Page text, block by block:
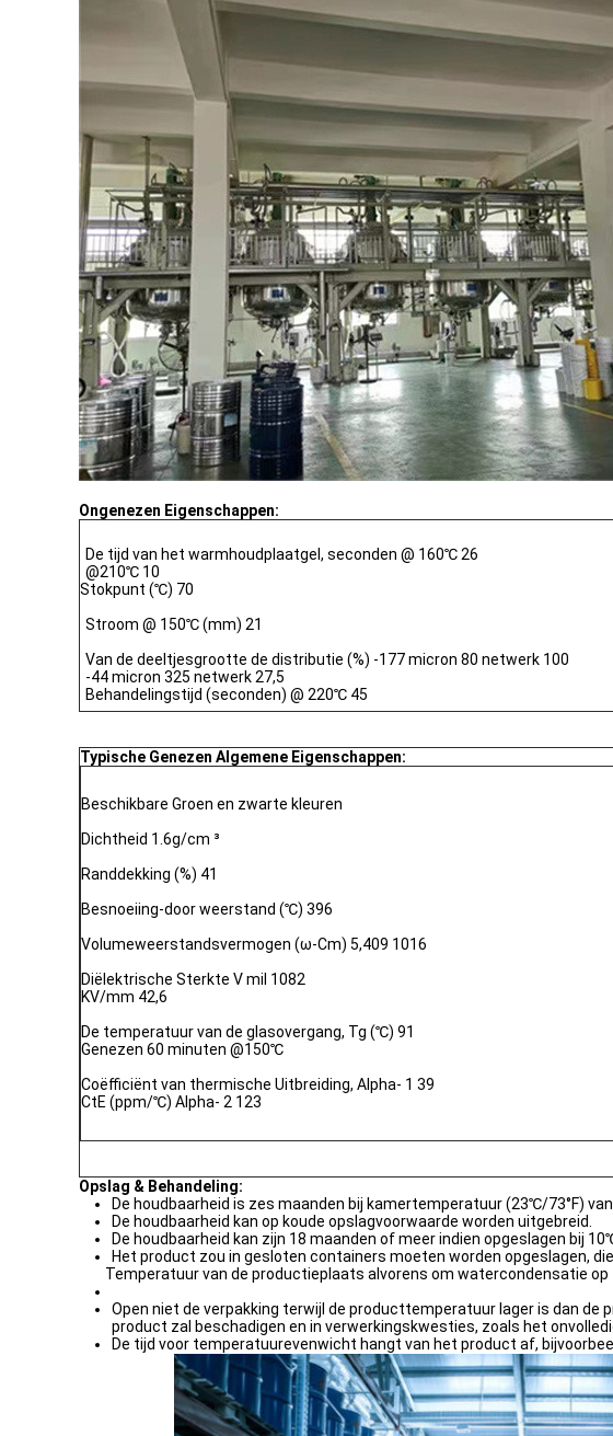
Ongenezen Eigenschappen:
De tijd van het warmhoudplaatgel, seconden @ 160℃ 26
@210℃ 10
Stokpunt (℃) 70
Stroom @ 150℃ (mm) 21
Van de deeltjesgrootte de distributie (%) -177 micron 80 netwerk 100
-44 micron 325 netwerk 27,5
Behandelingstijd (seconden) @ 220℃ 45
Typische Genezen Algemene Eigenschappen:
Beschikbare Groen en zwarte kleuren
Dichtheid 1.6g/cm ³
Randdekking (%) 41
Besnoeiing-door weerstand (℃) 396
Volumeweerstandsvermogen (ω-Cm) 5,409 1016
Diëlektrische Sterkte V mil 1082
KV/mm 42,6
De temperatuur van de glasovergang, Tg (℃) 91
Genezen 60 minuten @150℃
Coëfficiënt van thermische Uitbreiding, Alpha- 1 39
CtE (ppm/℃) Alpha- 2 123
Opslag & Behandeling:
De houdbaarheid is zes maanden bij kamertemperatuur (23℃/73°F)
De houdbaarheid kan op koude opslagvoorwaarde worden uitgebreid.
De houdbaarheid kan zijn 18 maanden of meer indien opgeslagen bij
Het product zou in gesloten containers moeten worden opgeslagen,
Temperatuur van de productieplaats alvorens om watercondensatie op
Open niet de verpakking terwijl de producttemperatuur lager is dan
product zal beschadigen en in verwerkingskwesties, zoals het
De tijd voor temperatuurevenwicht hangt van het product af,